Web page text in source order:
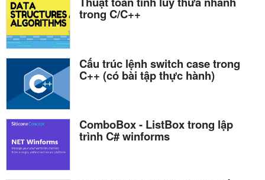
trong C/C++
Cấu trúc lệnh switch case trong
C++ (có bài tập thực hành)
ComboBox - ListBox trong lập
trình C# winforms